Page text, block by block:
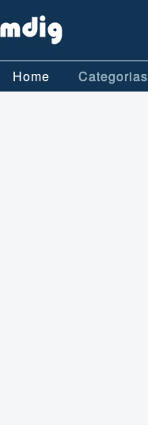
Home Categorias